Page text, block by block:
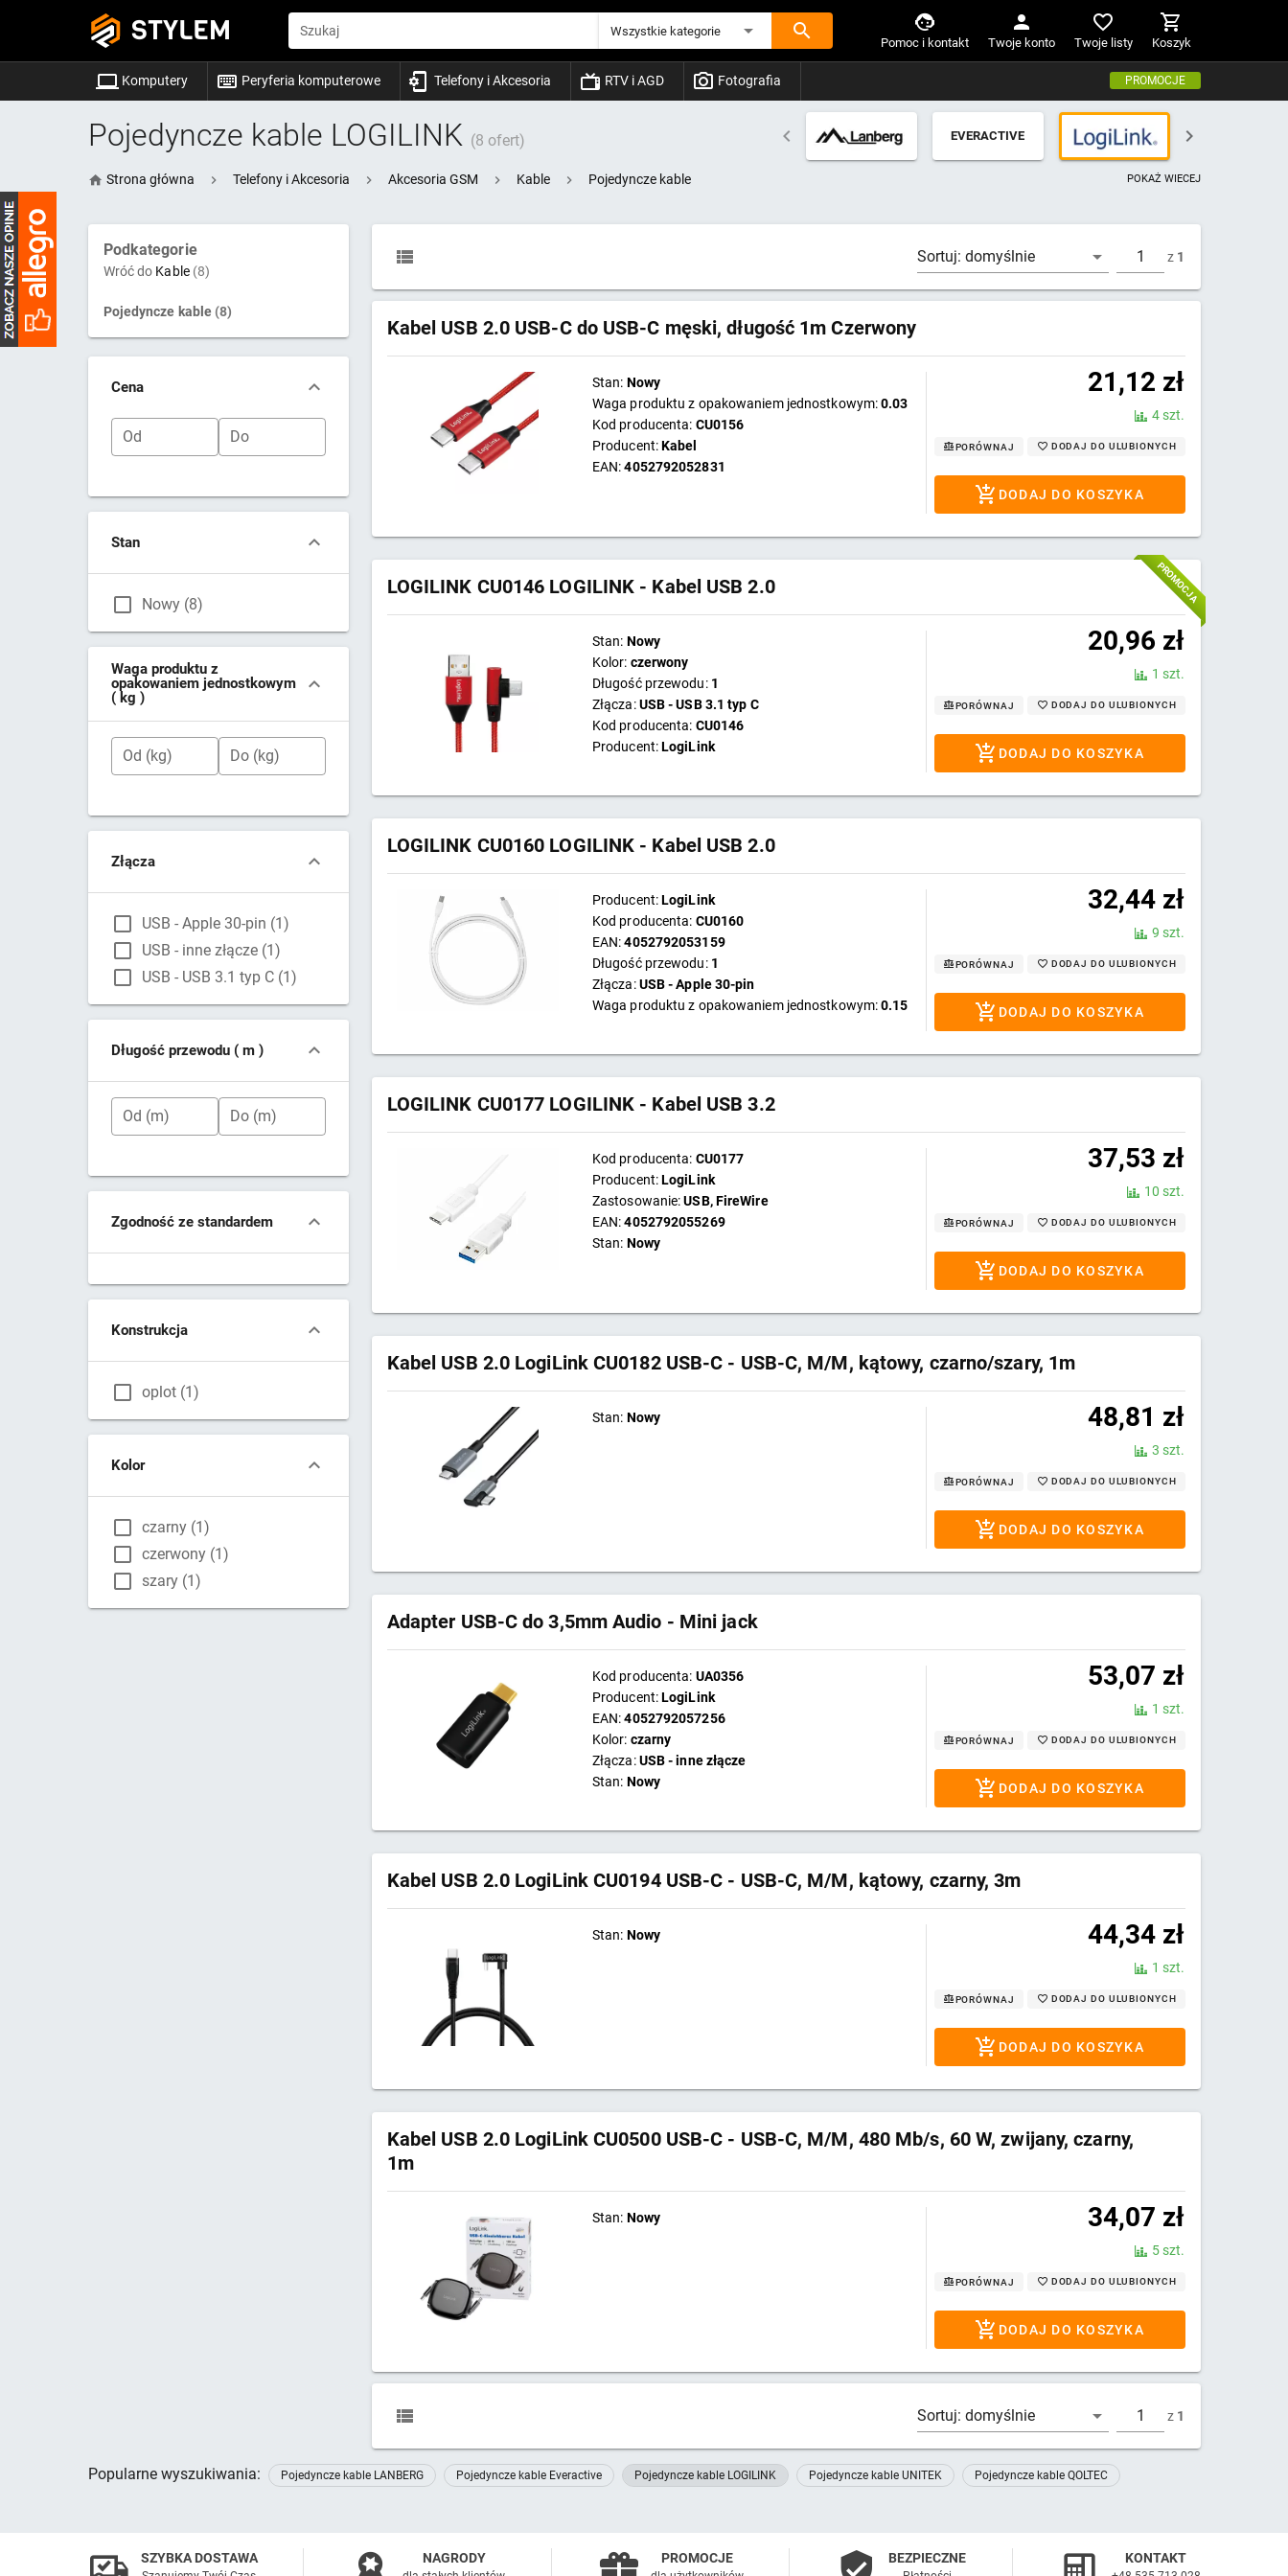
STYLEM Szukaj Wszystkie kategorie
Pomoc i kontakt Twoje konto Twoje listy Koszyk
Komputery Peryferia komputerowe Telefony i Akcesoria RTV i AGD Fotografia PROMOCJE
Pojedyncze kable LOGILINK (8 ofert)
Strona główna Telefony i Akcesoria Akcesoria GSM Kable Pojedyncze kable
EVERACTIVE
POKAŻ WIECEJ
Podkategorie
Wróć do Kable (8)
Pojedyncze kable (8)
Cena
Od Do
Stan
Nowy (8)
Waga produktu z
opakowaniem jednostkowym
( kg )
Od (kg) Do (kg)
Złącza
USB - Apple 30-pin (1)
USB - inne złącze (1)
USB - USB 3.1 typ C (1)
Długość przewodu ( m )
Od (m) Do (m)
Zgodność ze standardem
Konstrukcja
oplot (1)
Kolor
czarny (1)
czerwony (1)
szary (1)
Sortuj: domyślnie z 1
Kabel USB 2.0 USB-C do USB-C męski, długość 1m Czerwony
Stan: Nowy
Waga produktu z opakowaniem jednostkowym:0.03
Kod producenta: CU0156
Producent:Kabel
EAN:4052792052831
21,12 zł
4 szt.
PORÓWNAJ DODAJ DO ULUBIONYCH
DODAJ DO KOSZYKA
LOGILINK CU0146 LOGILINK - Kabel USB 2.0
Stan: Nowy
Kolor: czerwony
Długość przewodu: 1
Złącza:USB - USB 3.1 typ C
Kod producenta: CU0146
Producent:LogiLink
20,96 zł
1 szt.
PORÓWNAJ DODAJ DO ULUBIONYCH
DODAJ DO KOSZYKA
PROMOCJA
LOGILINK CU0160 LOGILINK - Kabel USB 2.0
Producent:LogiLink
Kod producenta: CU0160
EAN:4052792053159
Długość przewodu: 1
Złącza:USB - Apple 30-pin
Waga produktu z opakowaniem jednostkowym:0.15
32,44 zł
9 szt.
PORÓWNAJ DODAJ DO ULUBIONYCH
DODAJ DO KOSZYKA
LOGILINK CU0177 LOGILINK - Kabel USB 3.2
Kod producenta: CU0177
Producent:LogiLink
Zastosowanie:USB, FireWire
EAN:4052792055269
Stan: Nowy
37,53 zł
10 szt.
PORÓWNAJ DODAJ DO ULUBIONYCH
DODAJ DO KOSZYKA
Kabel USB 2.0 LogiLink CU0182 USB-C - USB-C, M/M, kątowy, czarno/szary, 1m
Stan: Nowy 48,81 zł
3 szt.
PORÓWNAJ DODAJ DO ULUBIONYCH
DODAJ DO KOSZYKA
Adapter USB-C do 3,5mm Audio - Mini jack
Kod producenta: UA0356
Producent:LogiLink
EAN:4052792057256
Kolor: czarny
Złącza:USB - inne złącze
Stan: Nowy
53,07 zł
1 szt.
PORÓWNAJ DODAJ DO ULUBIONYCH
DODAJ DO KOSZYKA
Kabel USB 2.0 LogiLink CU0194 USB-C - USB-C, M/M, kątowy, czarny, 3m
Stan: Nowy 44,34 zł
1 szt.
PORÓWNAJ DODAJ DO ULUBIONYCH
DODAJ DO KOSZYKA
Kabel USB 2.0 LogiLink CU0500 USB-C - USB-C, M/M, 480 Mb/s, 60 W, zwijany, czarny,
1m
Stan: Nowy 34,07 zł
5 szt.
PORÓWNAJ DODAJ DO ULUBIONYCH
DODAJ DO KOSZYKA
Sortuj: domyślnie z 1
Popularne wyszukiwania: Pojedyncze kable LANBERG Pojedyncze kable Everactive Pojedyncze kable LOGILINK Pojedyncze kable UNITEK Pojedyncze kable QOLTEC
SZYBKA DOSTAWA NAGRODY PROMOCJE BEZPIECZNE KONTAKT